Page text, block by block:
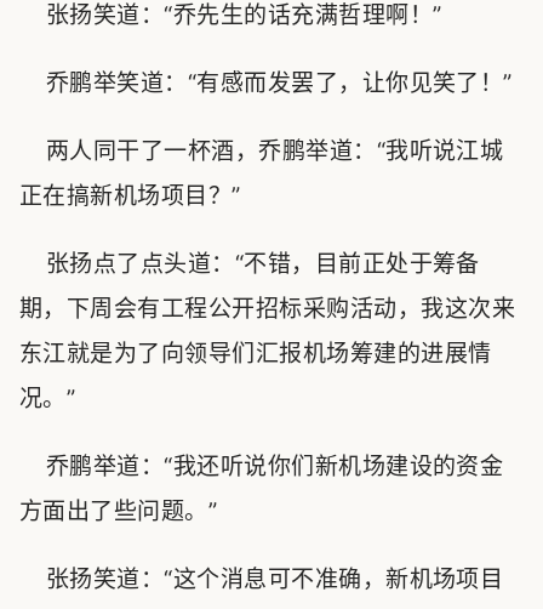
张扬笑道：“乔先生的话充满哲理啊！”
乔鹏举笑道：“有感而发罢了，让你见笑了！”
两人同干了一杯酒，乔鹏举道：“我听说江城
正在搞新机场项目？”
张扬点了点头道：“不错，目前正处于筹备
期，下周会有工程公开招标采购活动，我这次来
东江就是为了向领导们汇报机场筹建的进展情
况。”
乔鹏举道：“我还听说你们新机场建设的资金
方面出了些问题。”
张扬笑道：“这个消息可不准确，新机场项目